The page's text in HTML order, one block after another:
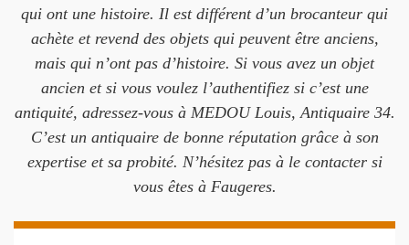
qui ont une histoire. Il est différent d’un brocanteur qui
achète et revend des objets qui peuvent être anciens,
mais qui n’ont pas d’histoire. Si vous avez un objet
ancien et si vous voulez l’authentifiez si c’est une
antiquité, adressez-vous à MEDOU Louis, Antiquaire 34.
C’est un antiquaire de bonne réputation grâce à son
expertise et sa probité. N’hésitez pas à le contacter si
vous êtes à Faugeres.